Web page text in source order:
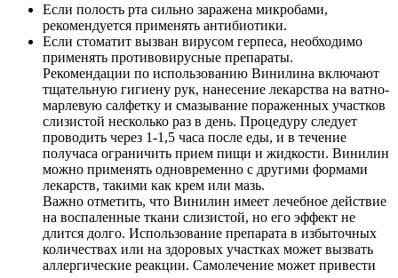
Если полость рта сильно заражена микробами,
рекомендуется применять антибиотики.
Если стоматит вызван вирусом герпеса, необходимо
применять противовирусные препараты.
Рекомендации по использованию Винилина включают
тщательную гигиену рук, нанесение лекарства на ватно-
марлевую салфетку и смазывание пораженных участков
слизистой несколько раз в день. Процедуру следует
проводить через 1-1,5 часа после еды, и в течение
получаса ограничить прием пищи и жидкости. Винилин
можно применять одновременно с другими формами
лекарств, такими как крем или мазь.
Важно отметить, что Винилин имеет лечебное действие
на воспаленные ткани слизистой, но его эффект не
длится долго. Использование препарата в избыточных
количествах или на здоровых участках может вызвать
аллергические реакции. Самолечение может привести